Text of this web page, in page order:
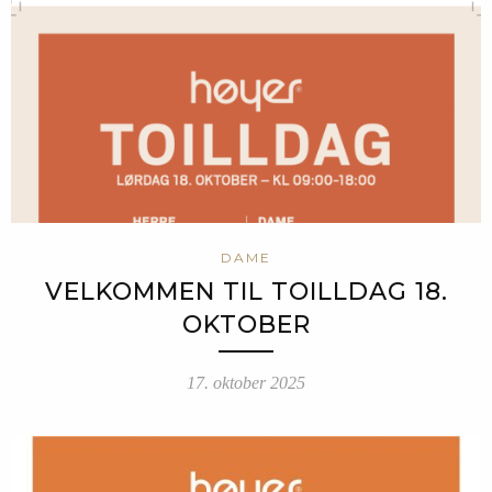
DAME
VELKOMMEN TIL TOILLDAG 18.
OKTOBER
17. oktober 2025